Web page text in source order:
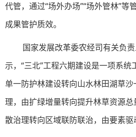
代管，通过“场外办场”“场外管林”等
成果管护质效。
国家发展改革委农经司有关负
示，“三北”工程六期建设是一项系
单一防护林建设转向山水林田湖草
理，由扩绿增量转向提升林草资源
散治理转向区域联防联治，由要素驱